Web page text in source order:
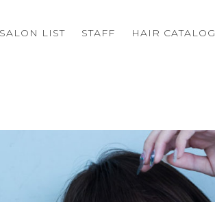
LIST STAFF HAIR CATALOG